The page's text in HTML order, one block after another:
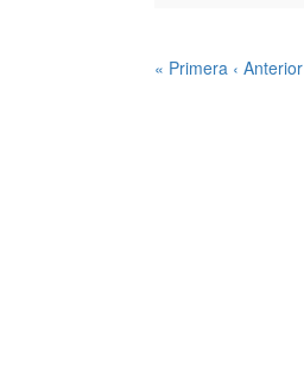
« Primera ‹ Anterior